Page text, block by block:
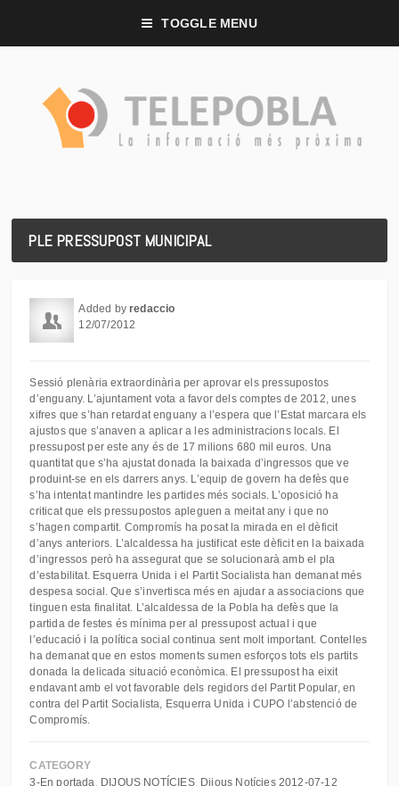
TOGGLE MENU
PLE PRESSUPOST MUNICIPAL
Added byredaccio
12/07/2012
Sessió plenària extraordinària per aprovar els pressupostos
d’enguany. L’ajuntament vota a favor dels comptes de 2012, unes
xifres que s’han retardat enguany a l’espera que l’Estat marcara els
ajustos que s’anaven a aplicar a les administracions locals. El
pressupost per este any és de 17 milions 680 mil euros. Una
quantitat que s’ha ajustat donada la baixada d’ingressos que ve
produint-se en els darrers anys. L’equip de govern ha defès que
s’ha intentat mantindre les partides més socials. L’oposició ha
criticat que els pressupostos apleguen a meitat any i que no
s’hagen compartit. Compromís ha posat la mirada en el dèficit
d’anys anteriors. L’alcaldessa ha justificat este dèficit en la baixada
d’ingressos però ha assegurat que se solucionarà amb el pla
d’estabilitat. Esquerra Unida i el Partit Socialista han demanat més
despesa social. Que s’invertisca més en ajudar a associacions que
tinguen esta finalitat. L’alcaldessa de la Pobla ha defès que la
partida de festes és mínima per al pressupost actual i que
l’educació i la política social continua sent molt important. Contelles
ha demanat que en estos moments sumen esforços tots els partits
donada la delicada situació econòmica. El pressupost ha eixit
endavant amb el vot favorable dels regidors del Partit Popular, en
contra del Partit Socialista, Esquerra Unida i CUPO l’abstenció de
Compromís.
CATEGORY
3-En portada
DIJOUS NOTÍCIES Dijous Notícies 2012-07-12